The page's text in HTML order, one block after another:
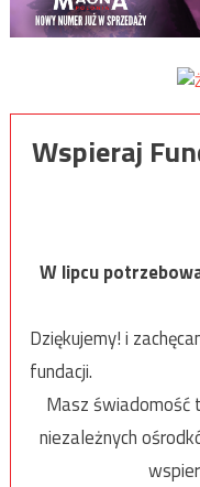
Wspieraj
W lipcu
Dziękujemy! i
fundacji.
Masz
niezależnych